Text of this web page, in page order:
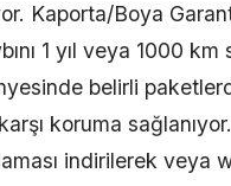
Kaporta/Boya
1 yıl veya 1000 km
belirli
koruma
indirilerek veya